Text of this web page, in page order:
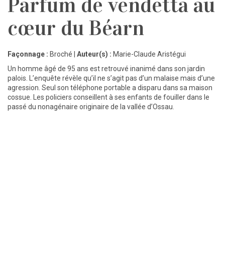
cœur du Béarn
Façonnage : Broché | Auteur(s) : Marie-Claude Aristégui
Un homme âgé de 95 ans est retrouvé inanimé dans son jardin
palois. L’enquête révèle qu’il ne s’agit pas d’un malaise mais d’une
agression. Seul son téléphone portable a disparu dans sa maison
cossue. Les policiers conseillent à ses enfants de fouiller dans le
passé du nonagénaire originaire de la vallée d’Ossau.